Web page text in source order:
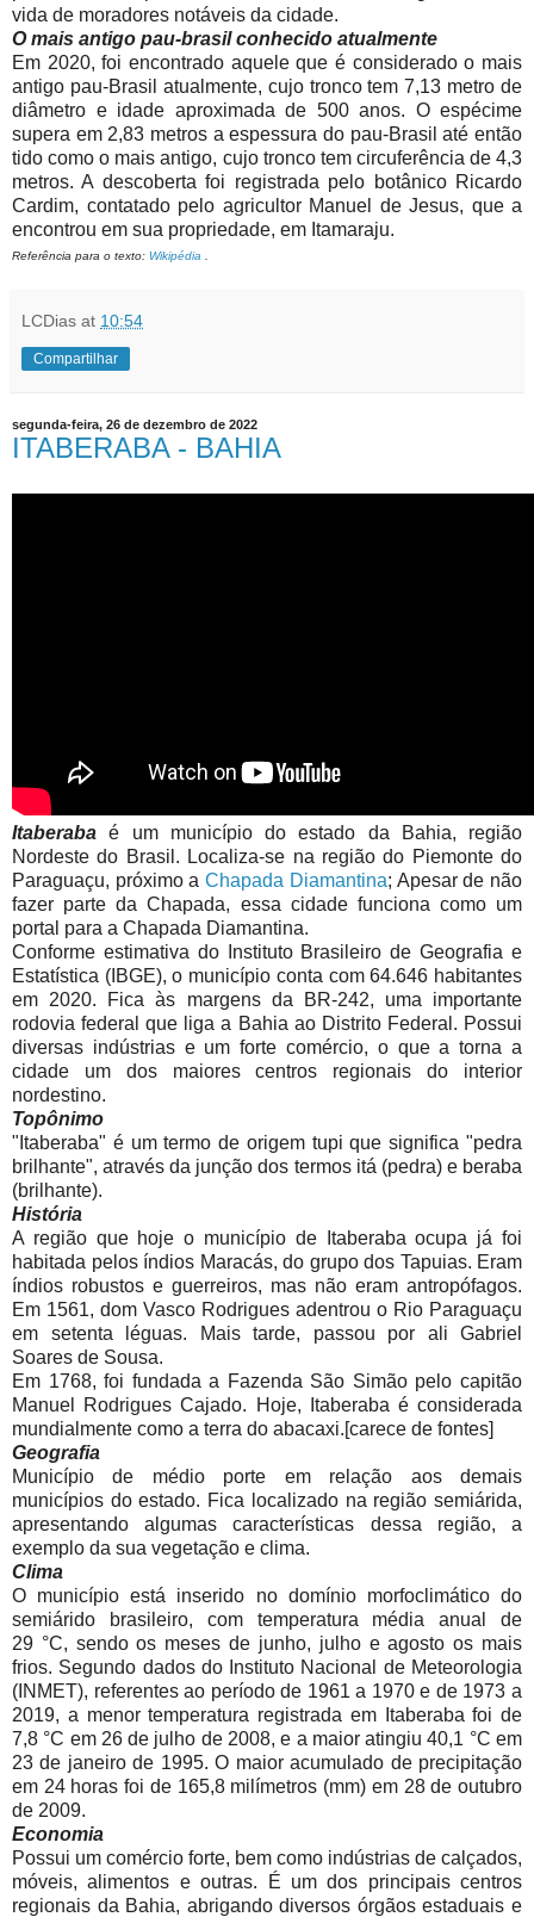
vida de moradores notáveis da cidade.
O mais antigo pau-brasil conhecido atualmente
Em 2020, foi encontrado aquele que é considerado o mais
antigo pau-Brasil atualmente, cujo tronco tem 7,13 metro de
diâmetro e idade aproximada de 500 anos. O espécime
supera em 2,83 metros a espessura do pau-Brasil até então
tido como o mais antigo, cujo tronco tem circuferência de 4,3
metros. A descoberta foi registrada pelo botânico Ricardo
Cardim, contatado pelo agricultor Manuel de Jesus, que a
encontrou em sua propriedade, em Itamaraju.
Referência para o texto: Wikipédia
LCDias at 10:54
Compartilhar
segunda-feira, 26 de dezembro de 2022
ITABERABA - BAHIA
Itaberaba é um município do estado da Bahia, região
Nordeste do Brasil. Localiza-se na região do Piemonte do
Paraguaçu, próximo aChapada Diamantina; Apesar de não
fazer parte da Chapada, essa cidade funciona como um
portal para a Chapada Diamantina.
Conforme estimativa do Instituto Brasileiro de Geografia e
Estatística (IBGE), o município conta com 64.646 habitantes
em 2020. Fica às margens da BR-242, uma importante
rodovia federal que liga a Bahia ao Distrito Federal. Possui
diversas indústrias e um forte comércio, o que a torna a
cidade um dos maiores centros regionais do interior
nordestino.
Topônimo
"Itaberaba" é um termo de origem tupi que significa "pedra
brilhante", através da junção dos termos itá (pedra) e beraba
(brilhante).
História
A região que hoje o município de Itaberaba ocupa já foi
habitada pelos índios Maracás, do grupo dos Tapuias. Eram
índios robustos e guerreiros, mas não eram antropófagos.
Em 1561, dom Vasco Rodrigues adentrou o Rio Paraguaçu
em setenta léguas. Mais tarde, passou por ali Gabriel
Soares de Sousa.
Em 1768, foi fundada a Fazenda São Simão pelo capitão
Manuel Rodrigues Cajado. Hoje, Itaberaba é considerada
mundialmente como a terra do abacaxi.[carece de fontes]
Geografia
Município de médio porte em relação aos demais
municípios do estado. Fica localizado na região semiárida,
apresentando algumas características dessa região, a
exemplo da sua vegetação e clima.
Clima
O município está inserido no domínio morfoclimático do
semiárido brasileiro, com temperatura média anual de
29 °C, sendo os meses de junho, julho e agosto os mais
frios. Segundo dados do Instituto Nacional de Meteorologia
(INMET), referentes ao período de 1961 a 1970 e de 1973 a
2019, a menor temperatura registrada em Itaberaba foi de
7,8 °C em 26 de julho de 2008, e a maior atingiu 40,1 °C em
23 de janeiro de 1995. O maior acumulado de precipitação
em 24 horas foi de 165,8 milímetros (mm) em 28 de outubro
de 2009.
Economia
Possui um comércio forte, bem como indústrias de calçados,
móveis, alimentos e outras. É um dos principais centros
regionais da Bahia, abrigando diversos órgãos estaduais e